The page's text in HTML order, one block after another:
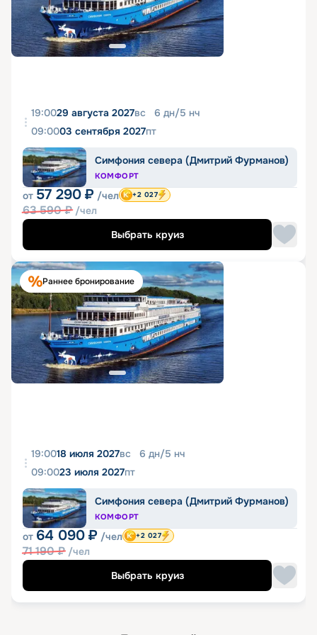
19:0029 августа 2027вс 6 дн/5 нч
09:0003 сентября 2027пт
Симфония севера (Дмитрий Фурманов)
КОМФОРТ
от 57 290 ₽ /чел
63 590₽ /чел
+2 027
Выбрать круиз
Раннее бронирование
19:0018 июля 2027вс 6 дн/5 нч
09:0023 июля 2027пт
Симфония севера (Дмитрий Фурманов)
КОМФОРТ
от 64 090 ₽ /чел
71 190₽ /чел
+2 027
Выбрать круиз